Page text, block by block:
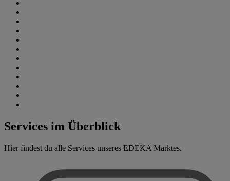
Services im Überblick
Hier findest du alle Services unseres EDEKA Marktes.